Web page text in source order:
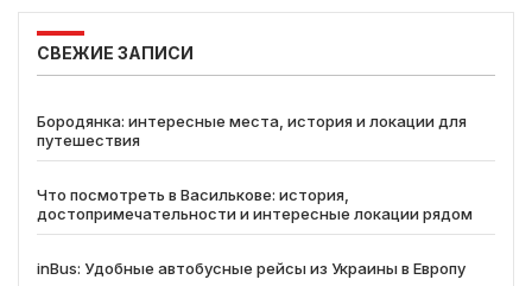
СВЕЖИЕ ЗАПИСИ
Бородянка: интересные места, история и локации для
путешествия
Что посмотреть в Василькове: история,
достопримечательности и интересные локации рядом
inBus: Удобные автобусные рейсы из Украины в Европу